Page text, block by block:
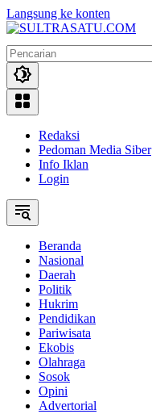
Langsung ke konten
Redaksi
Pedoman Media Siber
Info Iklan
Login
Beranda
Nasional
Daerah
Politik
Hukrim
Pendidikan
Pariwisata
Ekobis
Olahraga
Sosok
Opini
Advertorial